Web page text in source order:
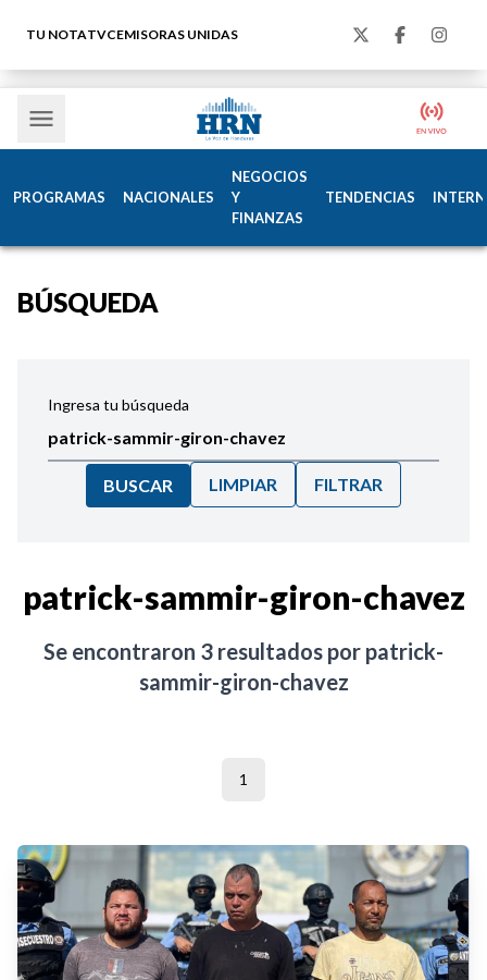
TU NOTATVCEMISORAS UNIDAS
PROGRAMAS NACIONALES
NEGOCIOS
Y
FINANZAS
TENDENCIAS
BÚSQUEDA
Ingresa tu búsqueda
BUSCAR LIMPIAR FILTRAR
patrick-sammir-giron-chavez
Se encontraron 3 resultados por patrick-
sammir-giron-chavez
1